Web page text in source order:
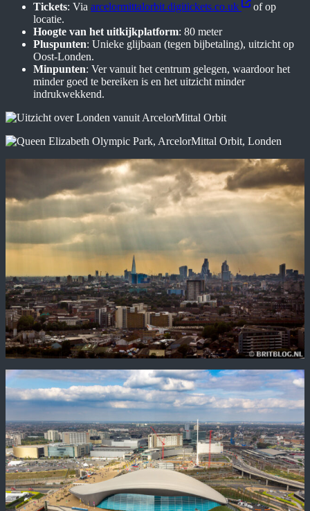
Tickets: Via arcelormittalorbit.digitickets.co.uk
of op
locatie.
Hoogte van het uitkijkplatform: 80 meter
Pluspunten: Unieke glijbaan (tegen bijbetaling), uitzicht op
Oost-Londen.
Minpunten: Ver vanuit het centrum gelegen, waardoor het
minder goed te bereiken is en het uitzicht minder
indrukwekkend.